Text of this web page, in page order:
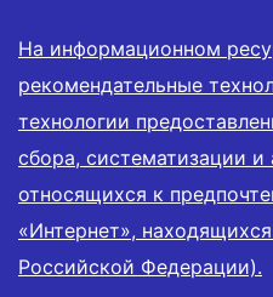
На информационном
рекомендательные
технологии
сбора, систематизации и
относящихся к
«Интернет»,
Российской Федерации).